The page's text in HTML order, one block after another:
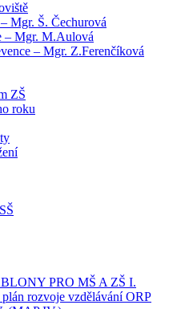
Mgr. Š. Čechurová
– Mgr. M.Aulová
– Mgr. Z.Ferenčíková
ZŠ
roku
PRO MŠ A ZŠ I.
rozvoje vzdělávání ORP